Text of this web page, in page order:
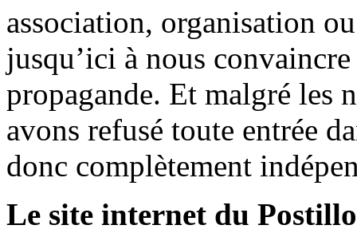
association, organisation
jusqu’ici à nous
propagande. Et malgré les
avons refusé toute entrée
donc complètement
Le site internet du